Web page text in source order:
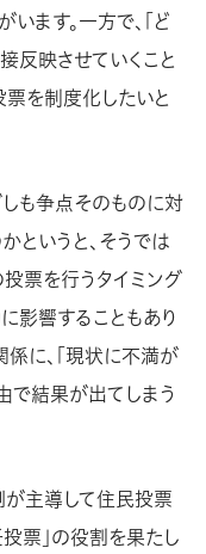
ます。一方で、「ど
反映させていくこと
票を制度化したいと
しも争点そのものに対
というと、そうでは
票を行うタイミング
影響することもあり
に、「現状に不満が
で結果が出てしまう
が主導して住民投票
票」の役割を果たし